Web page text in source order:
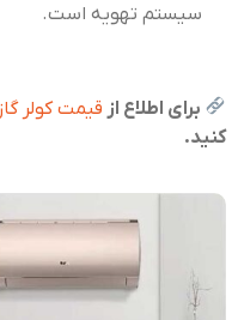
سیستم تهویه است.
برای اطلاع از قیمت کولر گازی
کنید.